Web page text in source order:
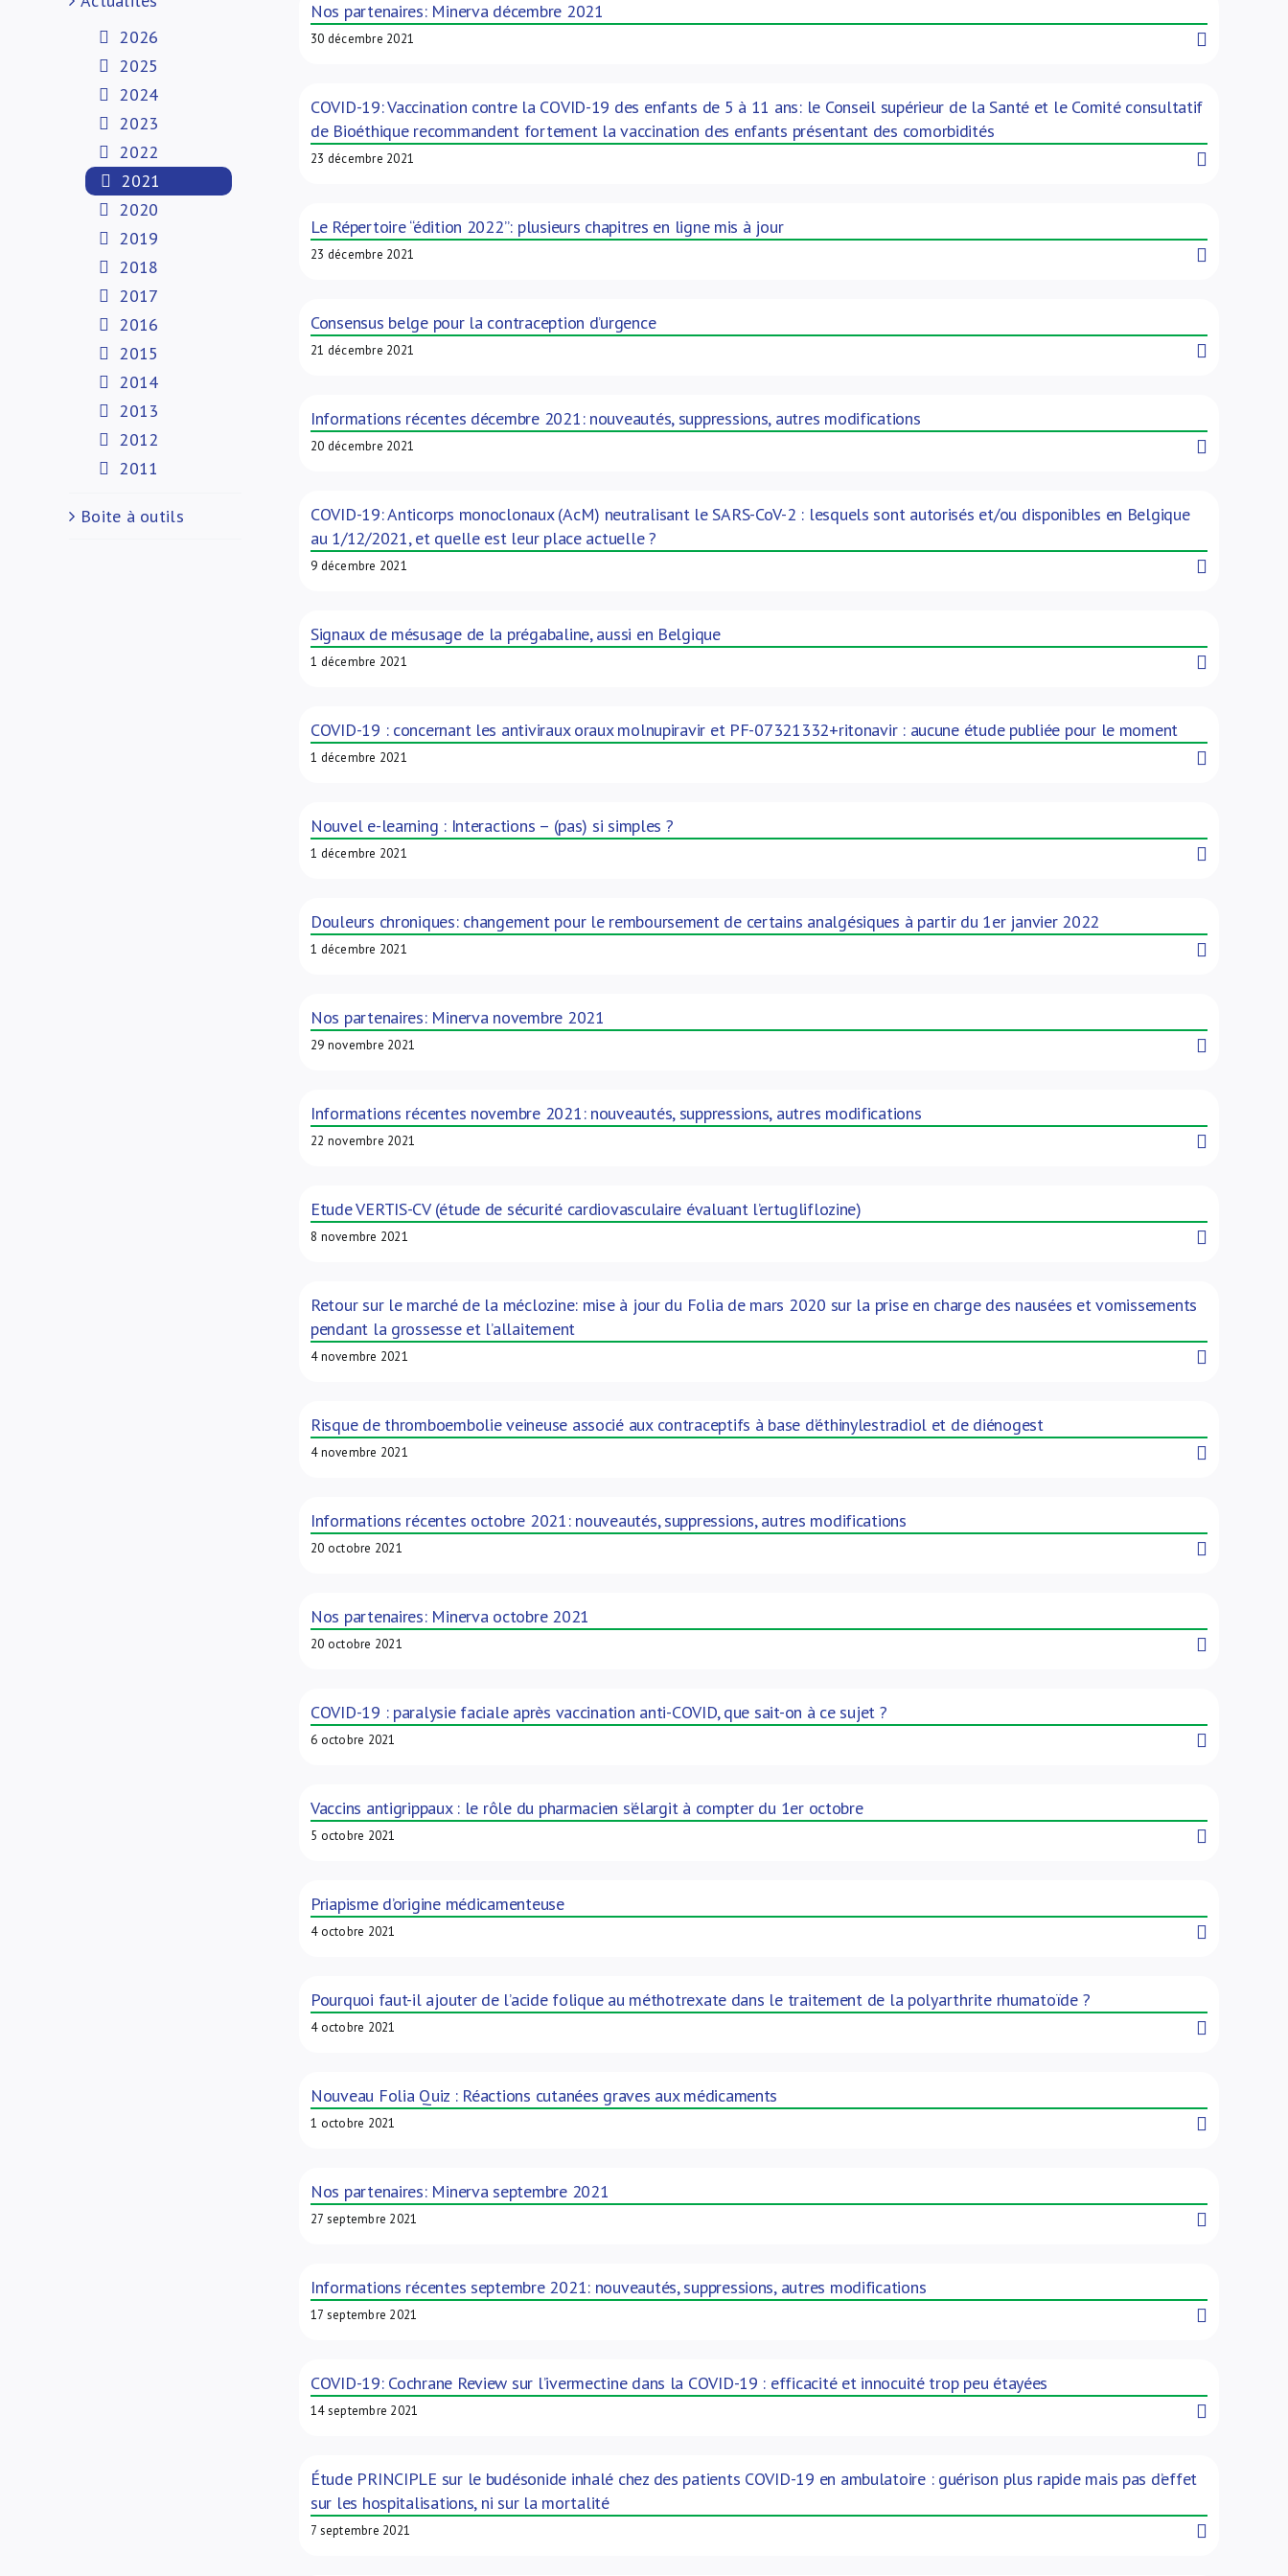
Nos partenaires: Minerva décembre 2021
30 décembre 2021
COVID-19: Vaccination contre la COVID-19 des enfants de 5 à 11 ans: le Conseil supérieur de la Santé et le Comité consultatif
de Bioéthique recommandent fortement la vaccination des enfants présentant des comorbidités
23 décembre 2021
Le Répertoire “édition 2022”: plusieurs chapitres en ligne mis à jour
23 décembre 2021
Consensus belge pour la contraception d’urgence
21 décembre 2021
Informations récentes décembre 2021: nouveautés, suppressions, autres modifications
20 décembre 2021
COVID-19: Anticorps monoclonaux (AcM) neutralisant le SARS-CoV-2 : lesquels sont autorisés et/ou disponibles en Belgique
au 1/12/2021, et quelle est leur place actuelle ?
9 décembre 2021
Signaux de mésusage de la prégabaline, aussi en Belgique
1 décembre 2021
COVID-19 : concernant les antiviraux oraux molnupiravir et PF-07321332+ritonavir : aucune étude publiée pour le moment
1 décembre 2021
Nouvel e-learning : Interactions – (pas) si simples ?
1 décembre 2021
Douleurs chroniques: changement pour le remboursement de certains analgésiques à partir du 1er janvier 2022
1 décembre 2021
Nos partenaires: Minerva novembre 2021
29 novembre 2021
Informations récentes novembre 2021: nouveautés, suppressions, autres modifications
22 novembre 2021
Etude VERTIS-CV (étude de sécurité cardiovasculaire évaluant l’ertugliflozine)
8 novembre 2021
Retour sur le marché de la méclozine: mise à jour du Folia de mars 2020 sur la prise en charge des nausées et vomissements
pendant la grossesse et l’allaitement
4 novembre 2021
Risque de thromboembolie veineuse associé aux contraceptifs à base d’éthinylestradiol et de diénogest
4 novembre 2021
Informations récentes octobre 2021: nouveautés, suppressions, autres modifications
20 octobre 2021
Nos partenaires: Minerva octobre 2021
20 octobre 2021
COVID-19 : paralysie faciale après vaccination anti-COVID, que sait-on à ce sujet ?
6 octobre 2021
Vaccins antigrippaux : le rôle du pharmacien s’élargit à compter du 1er octobre
5 octobre 2021
Priapisme d’origine médicamenteuse
4 octobre 2021
Pourquoi faut-il ajouter de l’acide folique au méthotrexate dans le traitement de la polyarthrite rhumatoïde ?
4 octobre 2021
Nouveau Folia Quiz : Réactions cutanées graves aux médicaments
1 octobre 2021
Nos partenaires: Minerva septembre 2021
27 septembre 2021
Informations récentes septembre 2021: nouveautés, suppressions, autres modifications
17 septembre 2021
COVID-19: Cochrane Review sur l’ivermectine dans la COVID-19 : efficacité et innocuité trop peu étayées
14 septembre 2021
Étude PRINCIPLE sur le budésonide inhalé chez des patients COVID-19 en ambulatoire : guérison plus rapide mais pas d’effet
sur les hospitalisations, ni sur la mortalité
7 septembre 2021
2026
2025
2024
2023
2022
2021
2020
2019
2018
2017
2016
2015
2014
2013
2012
2011
Boite à outils